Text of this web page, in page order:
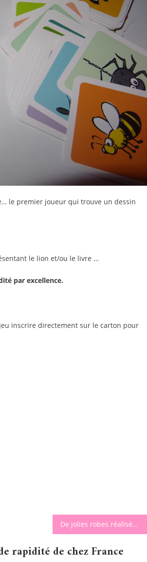
le premier joueur qui trouve un dessin
le lion et/ou le livre …
par excellence.
inscrire directement sur le carton pour
De jolies robes réalisées avec de la Patarev – Sentosphère
rapidité de chez France